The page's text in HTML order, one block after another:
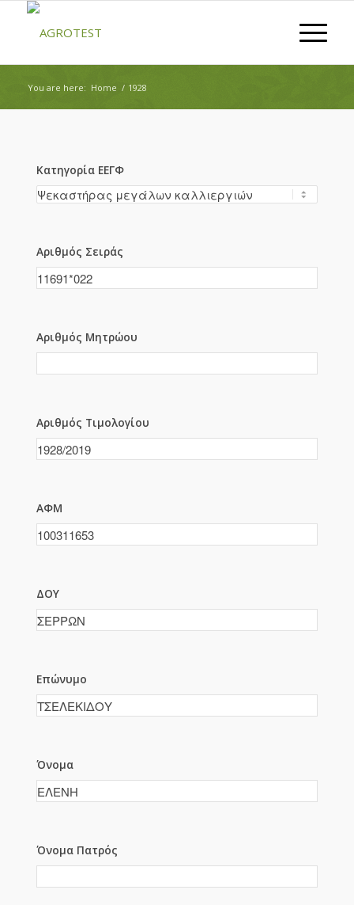
You are here: Home / 1928
Κατηγορία ΕΕΓΦ
Αριθμός Σειράς
Αριθμός Μητρώου
Αριθμός Τιμολογίου
ΑΦΜ
ΔΟΥ
Επώνυμο
Όνομα
Όνομα Πατρός